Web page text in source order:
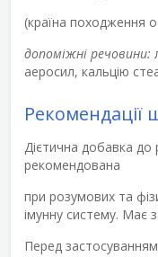
(країна походження
допоміжні речовини:
аеросил, кальцію
Рекомендації
Дієтична добавка до
рекомендована
при розумових та
імунну систему. Має
Перед